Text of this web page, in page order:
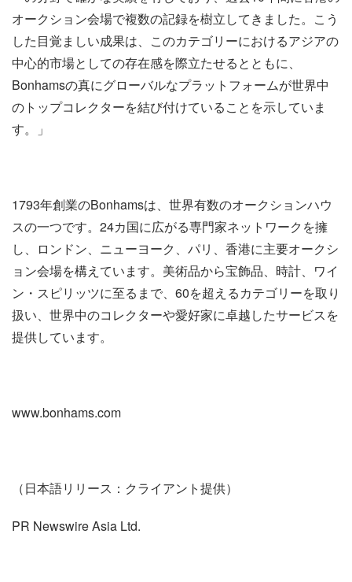
オークション会場で複数の記録を樹立してきました。こう
した目覚ましい成果は、このカテゴリーにおけるアジアの
中心的市場としての存在感を際立たせるとともに、
Bonhamsの真にグローバルなプラットフォームが世界中
のトップコレクターを結び付けていることを示していま
す。」
1793年創業のBonhamsは、世界有数のオークションハウ
スの一つです。24カ国に広がる専門家ネットワークを擁
し、ロンドン、ニューヨーク、パリ、香港に主要オークシ
ョン会場を構えています。美術品から宝飾品、時計、ワイ
ン・スピリッツに至るまで、60を超えるカテゴリーを取り
扱い、世界中のコレクターや愛好家に卓越したサービスを
提供しています。
www.bonhams.com
（日本語リリース：クライアント提供）
PR Newswire Asia Ltd.